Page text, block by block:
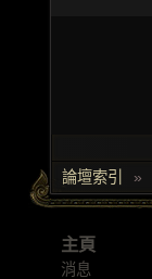
論壇索引 »
主頁
消息